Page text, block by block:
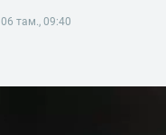
там., 09:40